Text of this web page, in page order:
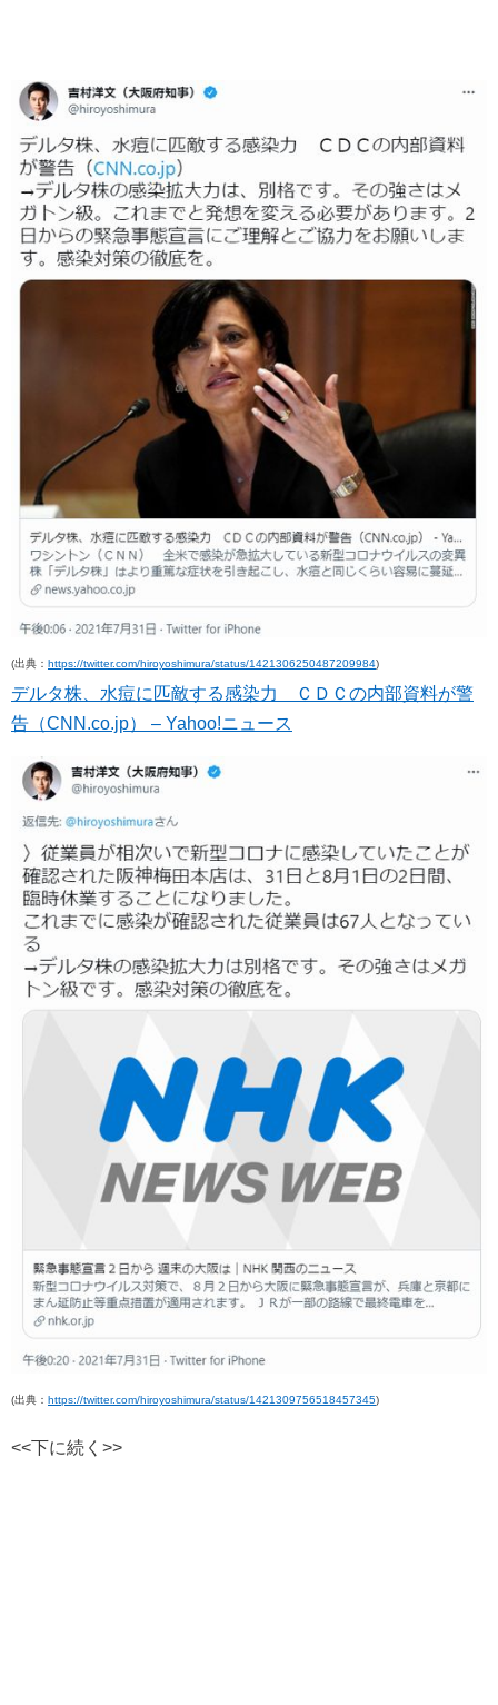
(出典： https://twitter.com/hiroyoshimura/status/1421306250487209984)
デルタ株、水痘に匹敵する感染力 ＣＤＣの内部資料が警
告（CNN.co.jp） – Yahoo!ニュース
(出典： https://twitter.com/hiroyoshimura/status/1421309756518457345)
<<下に続く>>